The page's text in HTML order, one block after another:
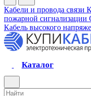
Кабели и провода связи
пожарной сигнализации
Кабель высокого
Каталог